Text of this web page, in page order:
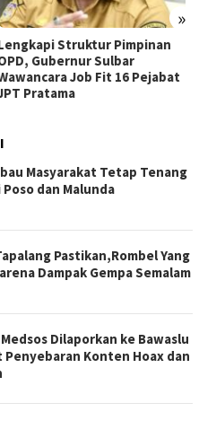
»
Awali Penghunian dengan
Doa, Wagub Sulbar Resmi
Tinggali Rujab Hasil Renovasi
Masyarakat Tetap Tenang
Poso dan Malunda
Pastikan,Rombel Yang
Dampak Gempa Semalam
Dilaporkan ke Bawaslu
Penyebaran Konten Hoax dan